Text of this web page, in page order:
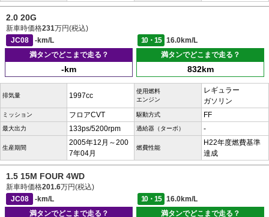
2.0 20G
新車時価格231万円(税込)
JC08
-km/L 10・15
16.0km/L
満タンでどこまで走る？
-km
満タンでどこまで走る？
832km
排気量 1997cc
使用燃料
エンジン
レギュラー
ガソリン
ミッション フロアCVT 駆動方式 FF
最大出力 133ps/5200rpm 過給器（ターボ） -
生産期間
2005年12月～200
7年04月
燃費性能
H22年度燃費基準
達成
1.5 15M FOUR 4WD
新車時価格201.6万円(税込)
JC08
-km/L 10・15
16.0km/L
満タンでどこまで走る？
満タンでどこまで走る？